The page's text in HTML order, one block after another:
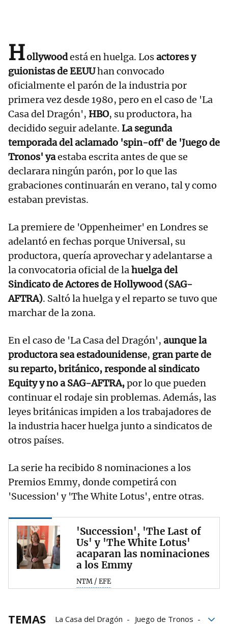
Hollywoodestá en huelga. Losactores y
guionistas de EEUUhan convocado
oficialmente el parón de la industria por
primera vez desde 1980, pero en el caso de 'La
Casa del Dragón', HBO, su productora, ha
decidido seguir adelante. La segunda
temporada del aclamado 'spin-off' de 'Juego de
Tronos' yaestaba escrita antes de que se
declarara ningún parón, por lo que las
grabaciones continuarán en verano, tal y como
estaban previstas.
La premiere de 'Oppenheimer' en Londres se
adelantó en fechas porque Universal, su
productora, quería aprovechar y adelantarse a
la convocatoria oficial de lahuelga del
Sindicato de Actores de Hollywood (SAG-
AFTRA). Saltó la huelga y el reparto se tuvo que
marchar de la zona.
En el caso de 'La Casa del Dragón', aunque la
productora sea estadounidense, gran parte de
su reparto, británico, responde al sindicato
Equity y no a SAG-AFTRA,por lo que pueden
continuar el rodaje sin problemas. Además, las
leyes británicas impiden a los trabajadores de
la industria hacer huelga junto a sindicatos de
otros países.
La serie ha recibido 8 nominaciones a los
Premios Emmy, donde competirá con
'Sucession' y 'The White Lotus', entre otras.
'Succession', 'The Last of
Us' y 'The White Lotus'
acaparan las nominaciones
a los Emmy
NTM / EFE
TEMAS La Casa del Dragón Juego de Tronos